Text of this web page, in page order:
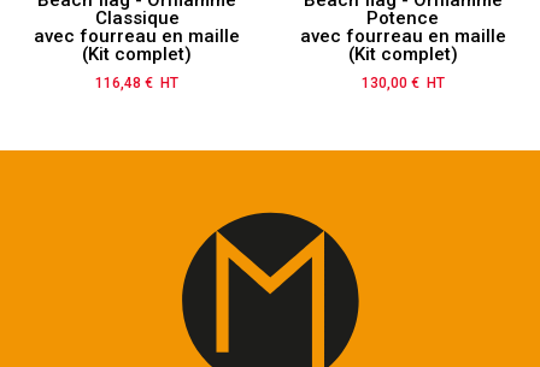
Classique
avec fourreau en maille
(Kit complet)
Prix
116,48 € HT
Potence
avec fourreau en maille
(Kit complet)
Prix
130,00 € HT